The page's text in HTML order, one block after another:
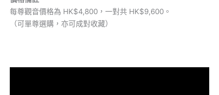
每尊觀音價格為 HK$4,800，一對共 HK$9,600。
（可單尊選購，亦可成對收藏）